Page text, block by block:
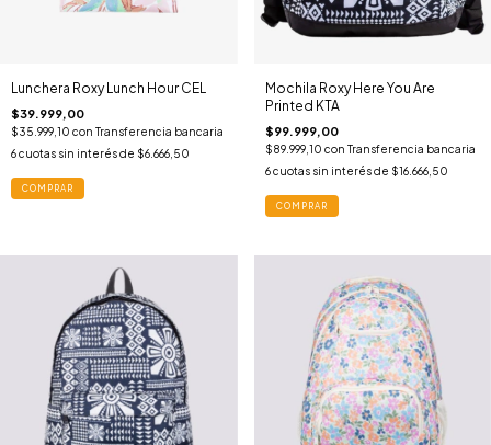
Lunchera Roxy Lunch Hour CEL
$39.999,00
$35.999,10 con Transferencia bancaria
6cuotas sin interés de $6.666,50
COMPRAR
Mochila Roxy Here You Are
Printed KTA
$99.999,00
$89.999,10 con Transferencia bancaria
6 cuotas sin interés de $16.666,50
COMPRAR